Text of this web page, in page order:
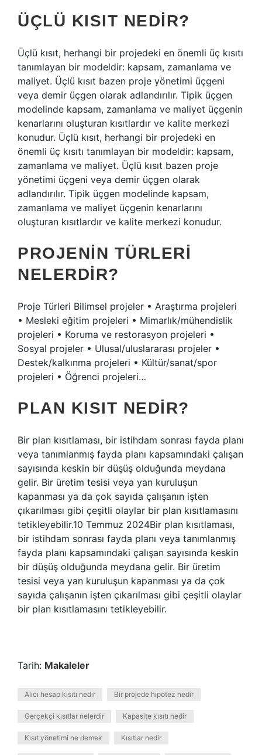
ÜÇLÜ KISIT NEDIR?
Üçlü kısıt, herhangi bir projedeki en önemli üç kısıtı
tanımlayan bir modeldir: kapsam, zamanlama ve
maliyet. Üçlü kısıt bazen proje yönetimi üçgeni
veya demir üçgen olarak adlandırılır. Tipik üçgen
modelinde kapsam, zamanlama ve maliyet üçgenin
kenarlarını oluşturan kısıtlardır ve kalite merkezi
konudur. Üçlü kısıt, herhangi bir projedeki en
önemli üç kısıtı tanımlayan bir modeldir: kapsam,
zamanlama ve maliyet. Üçlü kısıt bazen proje
yönetimi üçgeni veya demir üçgen olarak
adlandırılır. Tipik üçgen modelinde kapsam,
zamanlama ve maliyet üçgenin kenarlarını
oluşturan kısıtlardır ve kalite merkezi konudur.
PROJENIN TÜRLERI
NELERDIR?
Proje Türleri Bilimsel projeler • Araştırma projeleri
• Mesleki eğitim projeleri • Mimarlık/mühendislik
projeleri • Koruma ve restorasyon projeleri •
Sosyal projeler • Ulusal/uluslararası projeler •
Destek/kalkınma projeleri • Kültür/sanat/spor
projeleri • Öğrenci projeleri…
PLAN KISIT NEDIR?
Bir plan kısıtlaması, bir istihdam sonrası fayda planı
veya tanımlanmış fayda planı kapsamındaki çalışan
sayısında keskin bir düşüş olduğunda meydana
gelir. Bir üretim tesisi veya yan kuruluşun
kapanması ya da çok sayıda çalışanın işten
çıkarılması gibi çeşitli olaylar bir plan kısıtlamasını
tetikleyebilir.10 Temmuz 2024Bir plan kısıtlaması,
bir istihdam sonrası fayda planı veya tanımlanmış
fayda planı kapsamındaki çalışan sayısında keskin
bir düşüş olduğunda meydana gelir. Bir üretim
tesisi veya yan kuruluşun kapanması ya da çok
sayıda çalışanın işten çıkarılması gibi çeşitli olaylar
bir plan kısıtlamasını tetikleyebilir.
Tarih: Makaleler
Alıcı hesap kısıtı nedir Bir projede hipotez nedir
Gerçekçi kısıtlar nelerdir Kapasite kısıtı nedir
Kısıt yönetimi ne demek Kısıtlar nedir